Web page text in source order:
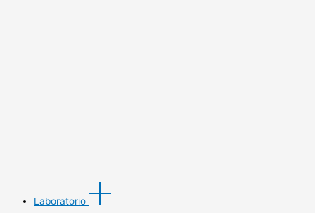
Laboratorio